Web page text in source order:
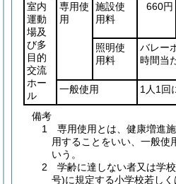
室内
運動
場及
び多
目的
交流
ホー
ル
専用使
用
施設使
用料
660円
照明使
用料
バレー
時間当
一般使用 1人1回
備考
1 専用使用とは、健康増進
用することをいい、一般使
いう。
2 学齢に達しない者又は学
号)に規定する小学校若し